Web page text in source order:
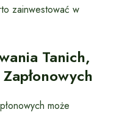
zainwestować w
Tanich,
może